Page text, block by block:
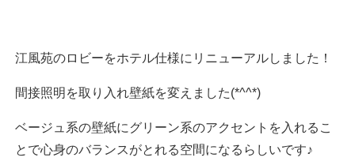
江風苑のロビーをホテル仕様にリニューアルしました！
間接照明を取り入れ壁紙を変えました(*^^*)
ベージュ系の壁紙にグリーン系のアクセントを入れるこ
とで心身のバランスがとれる空間になるらしいです♪